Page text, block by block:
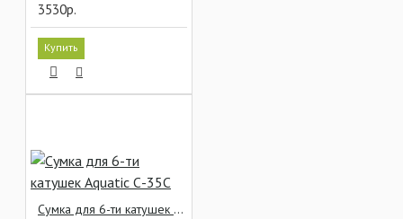
3530р.
Купить
Сумка для 6-ти катушек Aquatic С-35С